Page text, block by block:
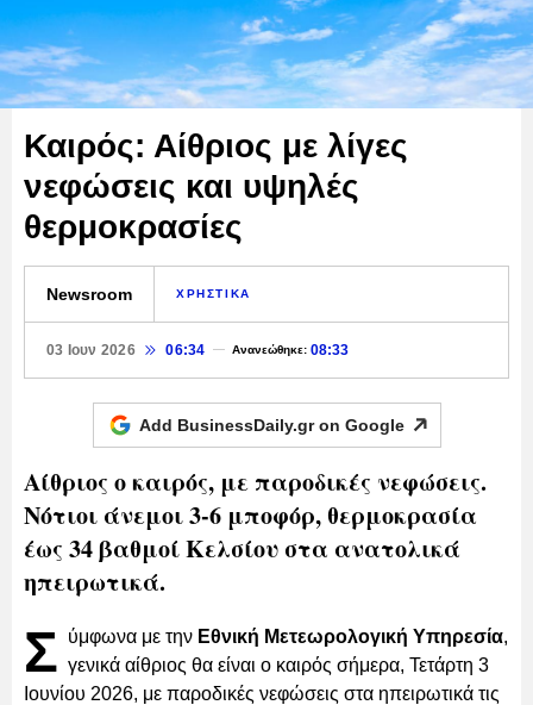
Καιρός: Αίθριος με λίγες
νεφώσεις και υψηλές
θερμοκρασίες
Newsroom ΧΡΗΣΤΙΚΑ
03 Ιουν 2026 06:34 Ανανεώθηκε:08:33
Add BusinessDaily.gr on Google
Αίθριος ο καιρός, με παροδικές νεφώσεις.
Νότιοι άνεμοι 3-6 μποφόρ, θερμοκρασία
έως 34 βαθμοί Κελσίου στα ανατολικά
ηπειρωτικά.
Σ ύμφωνα με την Εθνική Μετεωρολογική Υπηρεσία,
γενικά αίθριος θα είναι ο καιρός σήμερα, Τετάρτη 3
Ιουνίου 2026, με παροδικές νεφώσεις στα ηπειρωτικά τις